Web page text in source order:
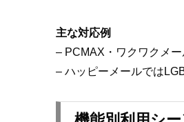
主な対応例
– PCMAX・ワクワクメ
– ハッピーメールでは